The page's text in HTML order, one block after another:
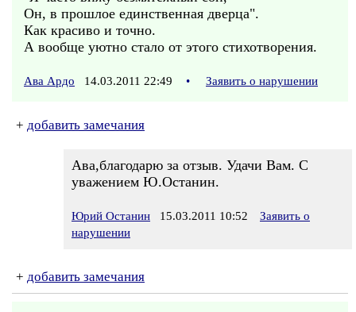
Он, в прошлое единственная дверца".
Как красиво и точно.
А вообще уютно стало от этого стихотворения.
Ава Ардо 14.03.2011 22:49 • Заявить о нарушении
+ добавить замечания
Ава,благодарю за отзыв. Удачи Вам. С
уважением Ю.Останин.
Юрий Останин 15.03.2011 10:52
Заявить о
нарушении
+ добавить замечания